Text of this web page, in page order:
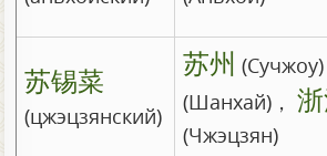
苏锡菜
(цжэцзянский)
苏州
(Шанхай)，
(Чжэцзян)